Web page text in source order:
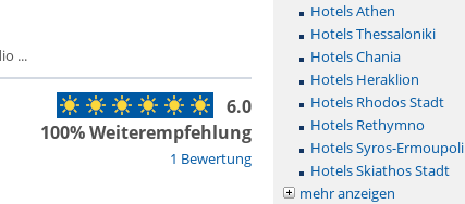
...
1 Bewertung
6.0
100% Weiterempfehlung
Hotels Athen
Hotels Thessaloniki
Hotels Chania
Hotels Heraklion
Hotels Rhodos Stadt
Hotels Rethymno
Hotels Syros-Ermoupoli
Hotels Skiathos Stadt
mehr anzeigen